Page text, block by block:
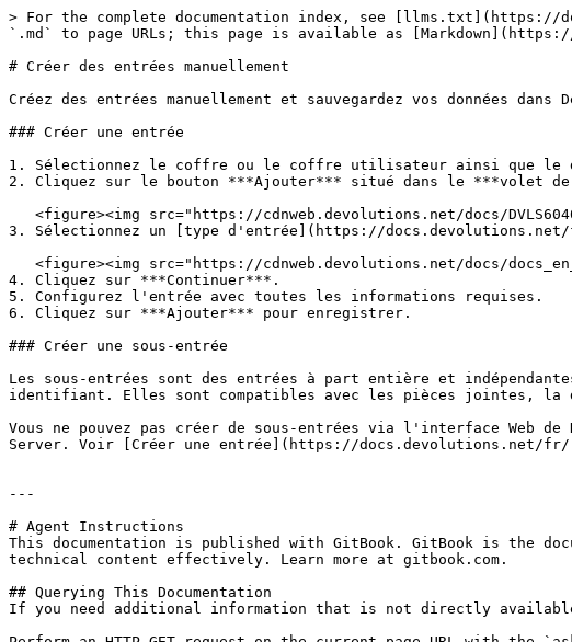
> For the complete documentation index, see [llms.txt](https://
`.md` to page URLs; this page is available as
# Créer des entrées manuellement
Créez des entrées manuellement et sauvegardez vos données dans
### Créer une entrée
1. Sélectionnez le coffre ou le coffre utilisateur ainsi que le
2. Cliquez sur le bouton ***Ajouter*** situé dans le ***volet
3. Sélectionnez un [type d'entrée](https://
4. Cliquez sur ***Continuer***.
5. Configurez l'entrée avec toutes les informations requises.
6. Cliquez sur ***Ajouter*** pour enregistrer.
### Créer une sous-entrée
Les sous-entrées sont des entrées à part entière et
identifiant. Elles sont compatibles avec les pièces jointes, la
Vous ne pouvez pas créer de sous-entrées via l'interface Web
Server. Voir [Créer une entrée](https://docs.devolutions.net/fr/
---
# Agent Instructions
This documentation is published with GitBook. GitBook is the
technical content effectively. Learn more at gitbook.com.
## Querying This Documentation
If you need additional information that is not directly available